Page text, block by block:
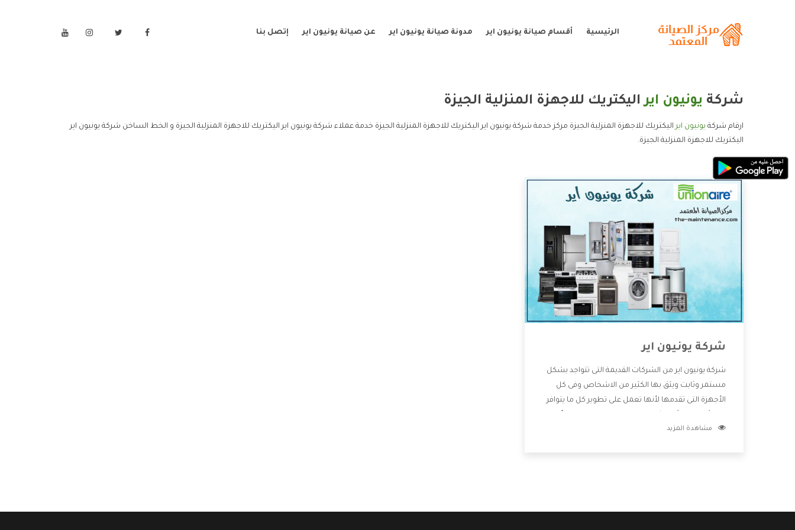
الرئيسية أقسام صيانة يونيون اير مدونة صيانة يونيون اير عن صيانة يونيون اير إتصل بنا
شركة يونيون ايراليكتريك للاجهزة المنزلية الجيزة
ارقام شركة يونيون ايراليكتريك للاجهزة المنزلية الجيزة مركز خدمة شركة يونيون اير اليكتريك للاجهزة المنزلية الجيزة خدمة عملاء شركة يونيون اير اليكتريك للاجهزة المنزلية الجيزة و الخط الساخن شركة يونيون اير
اليكتريك للاجهزة المنزلية الجيزة.
شركة يونيون اير
شركة يونيون اير من الشركات القديمة التى تتواجد بشكل
مستمر وثابت ويثق بها الكثير من الاشخاص وفى كل
الأجهزة التى تقدمها لأنها تعمل على تطوير كل ما يتوافر
خدمات ما بعد البيع مع المنتجات وتقدم للعملاء أقوى
مشاهدة المزيد